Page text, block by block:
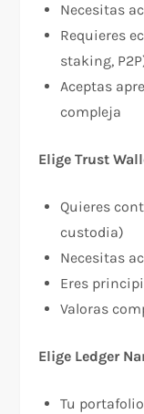
Necesitas
Requieres
staking,
Aceptas
compleja
Elige Trust
Quieres
custodia)
Necesitas
Eres
Valoras
Elige Ledger
Tu